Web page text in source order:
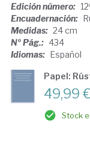
Edición número:
Encuadernación:
Medidas: 24 cm
Nº Pág.: 434
Idiomas: Español
Papel:
49,99 €
Stock